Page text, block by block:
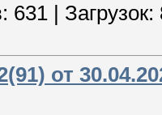
631 | Загрузок:
от